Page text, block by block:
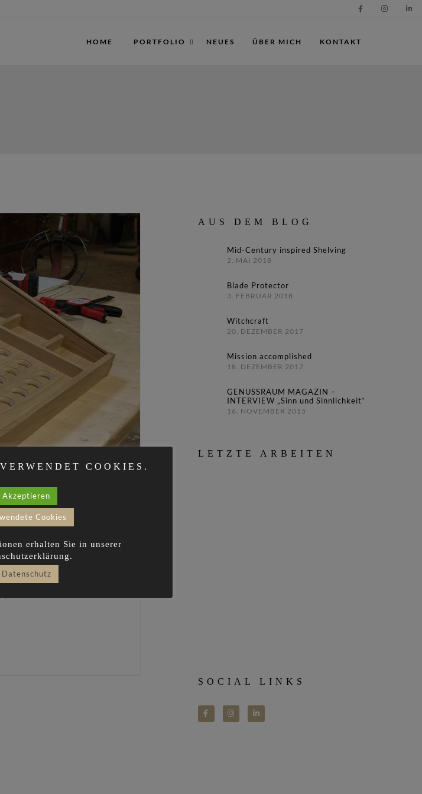
HOME PORTFOLIO NEUES ÜBER MICH KONTAKT
I liked this little,
AUS DEM BLOG
Mid-Century inspired Shelving
2. MAI 2018
Blade Protector
3. FEBRUAR 2018
Witchcraft
20. DEZEMBER 2017
Mission accomplished
18. DEZEMBER 2017
GENUSSRAUM MAGAZIN –
INTERVIEW „Sinn und Sinnlichkeit“
16. NOVEMBER 2015
LETZTE ARBEITEN
SOCIAL LINKS
COOKIES.
Akzeptieren
Cookies
erhalten Sie in unserer
Datenschutz